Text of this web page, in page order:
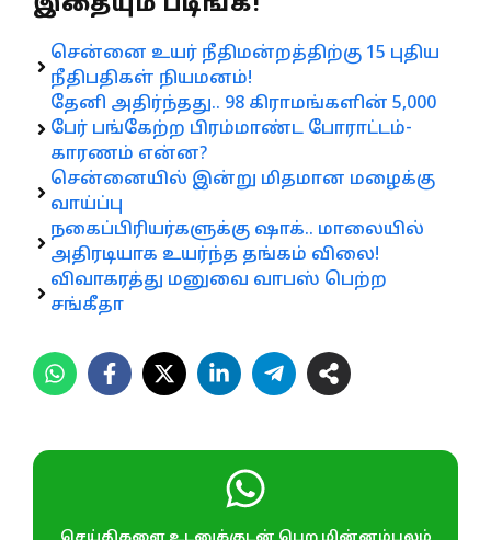
சென்னை உயர் நீதிமன்றத்திற்கு 15 புதிய
நீதிபதிகள் நியமனம்!
தேனி அதிர்ந்தது.. 98 கிராமங்களின் 5,000
பேர் பங்கேற்ற பிரம்மாண்ட போராட்டம்-
காரணம் என்ன?
சென்னையில் இன்று மிதமான மழைக்கு
வாய்ப்பு
நகைப்பிரியர்களுக்கு ஷாக்.. மாலையில்
அதிரடியாக உயர்ந்த தங்கம் விலை!
விவாகரத்து மனுவை வாபஸ் பெற்ற
சங்கீதா